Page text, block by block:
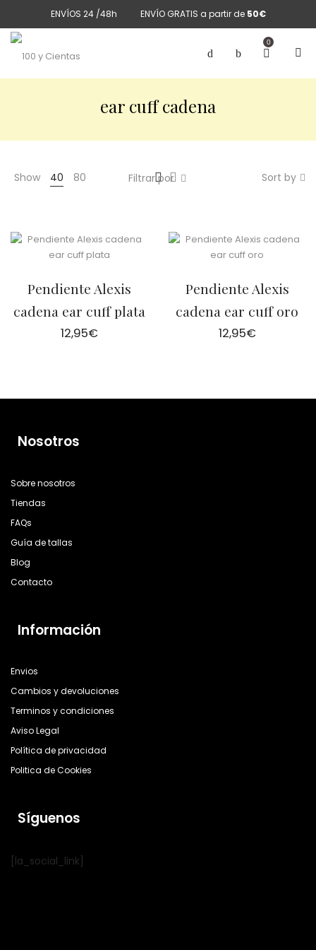
ENVÍOS 24 /48h ENVÍO GRATIS a partir de 50€
0
ear cuff cadena
Show 40 80 Sort by
Filtrar por
Pendiente Alexis
cadena ear cuff plata
12,95€
Pendiente Alexis
cadena ear cuff oro
12,95€
Nosotros
Sobre nosotros
Tiendas
FAQs
Guía de tallas
Blog
Contacto
Información
Envios
Cambios y devoluciones
Terminos y condiciones
Aviso Legal
Política de privacidad
Politica de Cookies
Síguenos
[la_social_link]